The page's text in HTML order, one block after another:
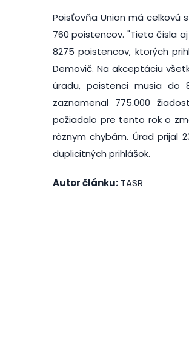
Poisťovňa Union má celkovú
760 poistencov. "Tieto čísla
8275 poistencov, ktorých
Demovič. Na akceptáciu
úradu, poistenci musia do
zaznamenal 775.000
požiadalo pre tento rok o
rôznym chybám. Úrad prijal
duplicitných prihlášok.
Autor článku: TASR